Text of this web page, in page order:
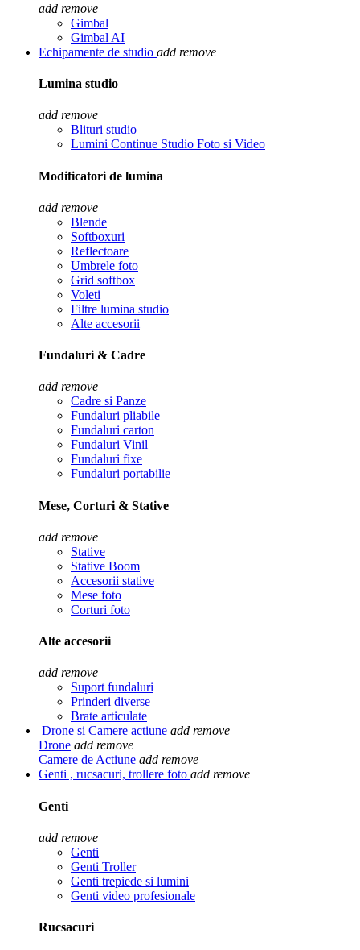
add remove
Gimbal
Gimbal AI
Echipamente de studio add remove
Lumina studio
add remove
Blituri studio
Lumini Continue Studio Foto si Video
Modificatori de lumina
add remove
Blende
Softboxuri
Reflectoare
Umbrele foto
Grid softbox
Voleti
Filtre lumina studio
Alte accesorii
Fundaluri & Cadre
add remove
Cadre si Panze
Fundaluri pliabile
Fundaluri carton
Fundaluri Vinil
Fundaluri fixe
Fundaluri portabilie
Mese, Corturi & Stative
add remove
Stative
Stative Boom
Accesorii stative
Mese foto
Corturi foto
Alte accesorii
add remove
Suport fundaluri
Prinderi diverse
Brate articulate
Drone si Camere actiune add remove
Drone add remove
Camere de Actiune add remove
Genti , rucsacuri, trollere foto add remove
Genti
add remove
Genti
Genti Troller
Genti trepiede si lumini
Genti video profesionale
Rucsacuri